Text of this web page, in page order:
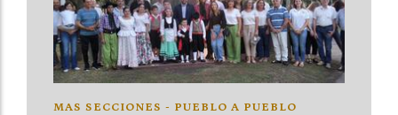
MAS SECCIONES - PUEBLO A PUEBLO